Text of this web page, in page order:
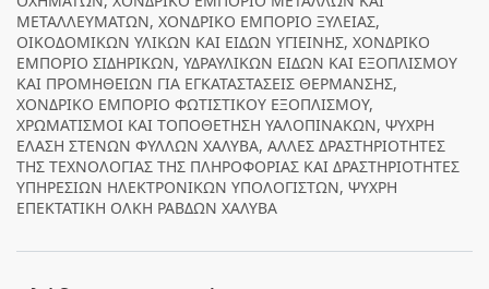
ΜΕΤΑΛΛΕΥΜΑΤΩΝ, ΧΟΝΔΡΙΚΟ ΕΜΠΟΡΙΟ ΞΥΛΕΙΑΣ,
ΟΙΚΟΔΟΜΙΚΩΝ ΥΛΙΚΩΝ ΚΑΙ ΕΙΔΩΝ ΥΓΙΕΙΝΗΣ, ΧΟΝΔΡΙΚΟ
ΕΜΠΟΡΙΟ ΣΙΔΗΡΙΚΩΝ, ΥΔΡΑΥΛΙΚΩΝ ΕΙΔΩΝ ΚΑΙ ΕΞΟΠΛΙΣΜΟΥ
ΚΑΙ ΠΡΟΜΗΘΕΙΩΝ ΓΙΑ ΕΓΚΑΤΑΣΤΑΣΕΙΣ ΘΕΡΜΑΝΣΗΣ,
ΧΟΝΔΡΙΚΟ ΕΜΠΟΡΙΟ ΦΩΤΙΣΤΙΚΟΥ ΕΞΟΠΛΙΣΜΟΥ,
ΧΡΩΜΑΤΙΣΜΟΙ ΚΑΙ ΤΟΠΟΘΕΤΗΣΗ ΥΑΛΟΠΙΝΑΚΩΝ, ΨΥΧΡΗ
ΕΛΑΣΗ ΣΤΕΝΩΝ ΦΥΛΛΩΝ ΧΑΛΥΒΑ, ΑΛΛΕΣ ΔΡΑΣΤΗΡΙΟΤΗΤΕΣ
ΤΗΣ ΤΕΧΝΟΛΟΓΙΑΣ ΤΗΣ ΠΛΗΡΟΦΟΡΙΑΣ ΚΑΙ ΔΡΑΣΤΗΡΙΟΤΗΤΕΣ
ΥΠΗΡΕΣΙΩΝ ΗΛΕΚΤΡΟΝΙΚΩΝ ΥΠΟΛΟΓΙΣΤΩΝ, ΨΥΧΡΗ
ΕΠΕΚΤΑΤΙΚΗ ΟΛΚΗ ΡΑΒΔΩΝ ΧΑΛΥΒΑ